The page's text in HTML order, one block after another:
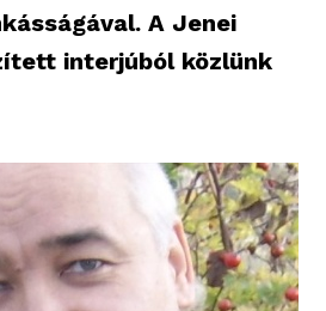
A Jenei
interjúból közlünk